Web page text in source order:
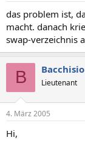
das problem ist,
macht. danach
swap-verzeichnis
B Bacchisio
Lieutenant
4. März 2005
Hi,